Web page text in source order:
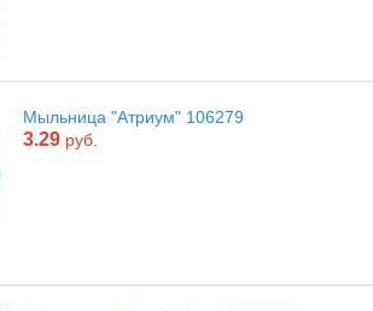
Мыльница "Атриум" 106279
3.29 руб.